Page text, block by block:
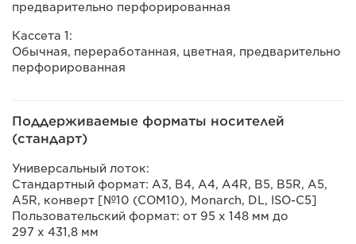
предварительно перфорированная
Кассета 1:
Обычная, переработанная, цветная, предварительно
перфорированная
Поддерживаемые форматы носителей
(стандарт)
Универсальный лоток:
Стандартный формат: A3, B4, A4, A4R, B5, B5R, A5,
A5R, конверт [№10 (COM10), Monarch, DL, ISO-C5]
Пользовательский формат: от 95 x 148 мм до
297 x 431,8 мм